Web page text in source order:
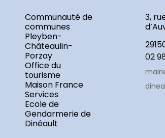
Communauté de
communes
Pleyben-
Châteaulin-
Porzay
Office du
tourisme
Maison France
Services
Ecole de
Gendarmerie de
Dinéault
3,
02